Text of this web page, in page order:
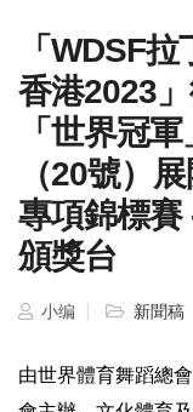
「WDSF
香港2023
「世界冠
（20號）
專項錦標賽
頒獎台
小编 新聞稿
由世界體育舞蹈總